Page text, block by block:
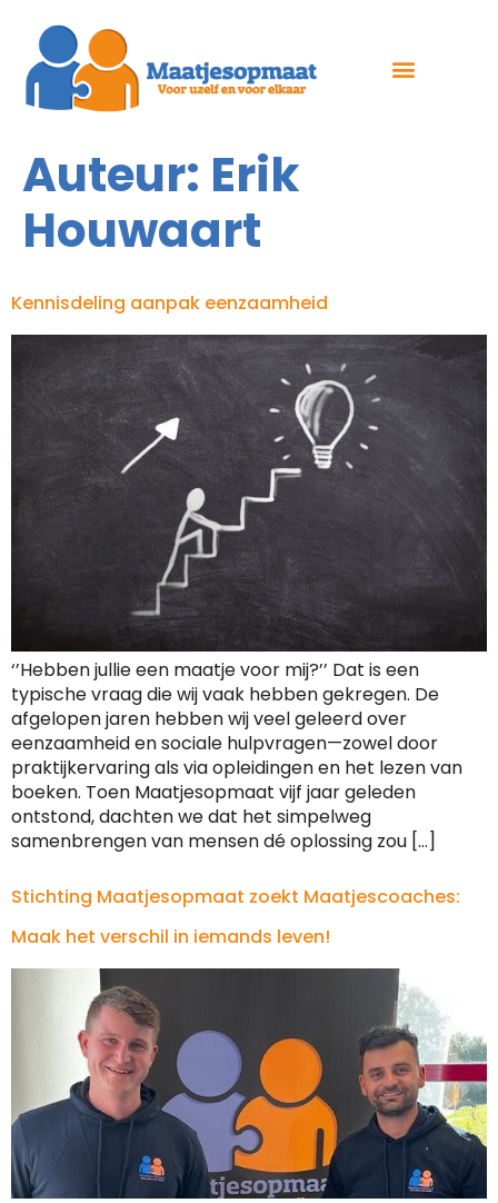
Auteur: Erik
Houwaart
Kennisdeling aanpak eenzaamheid
‘’Hebben jullie een maatje voor mij?’’ Dat is een
typische vraag die wij vaak hebben gekregen. De
afgelopen jaren hebben wij veel geleerd over
eenzaamheid en sociale hulpvragen—zowel door
praktijkervaring als via opleidingen en het lezen van
boeken. Toen Maatjesopmaat vijf jaar geleden
ontstond, dachten we dat het simpelweg
samenbrengen van mensen dé oplossing zou […]
Stichting Maatjesopmaat zoekt Maatjescoaches:
Maak het verschil in iemands leven!